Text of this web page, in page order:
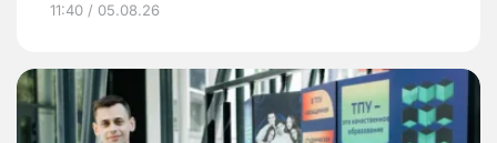
11:40 / 05.08.26